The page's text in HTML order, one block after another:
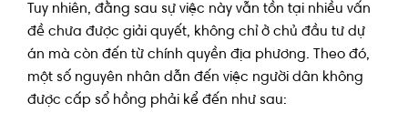
Tuy nhiên, đằng sau sự việc này vẫn tồn tại nhiều vấn
đề chưa được giải quyết, không chỉ ở chủ đầu tư dự
án mà còn đến từ chính quyền địa phương. Theo đó,
một số nguyên nhân dẫn đến việc người dân không
được cấp sổ hồng phải kể đến như sau: